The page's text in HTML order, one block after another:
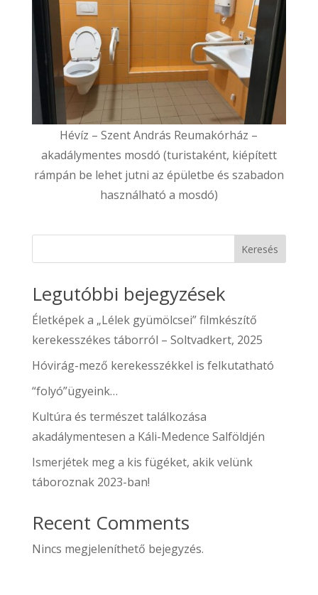
Hévíz – Szent András Reumakórház –
akadálymentes mosdó (turistaként, kiépített
rámpán be lehet jutni az épületbe és szabadon
használható a mosdó)
Keresés
Legutóbbi bejegyzések
Életképek a „Lélek gyümölcsei” filmkészítő
kerekesszékes táborról – Soltvadkert, 2025
Hóvirág-mező kerekesszékkel is felkutatható
“folyó”ügyeink…
Kultúra és természet találkozása
akadálymentesen a Káli-Medence Salföldjén
Ismerjétek meg a kis fügéket, akik velünk
táboroznak 2023-ban!
Recent Comments
Nincs megjeleníthető bejegyzés.